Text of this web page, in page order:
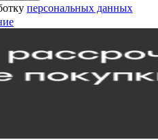
персональных данных